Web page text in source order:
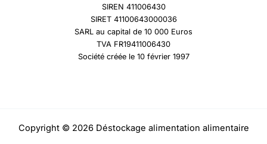
SIREN 411006430
SIRET 41100643000036
SARL au capital de 10 000 Euros
TVA FR19411006430
Société créée le 10 février 1997
Copyright © 2026 Déstockage alimentation alimentaire